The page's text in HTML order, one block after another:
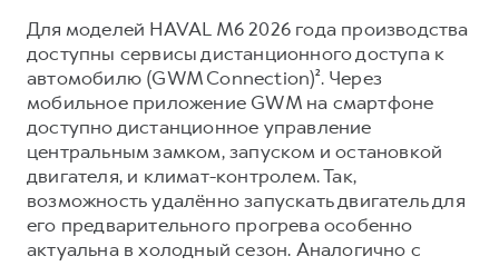
Для моделей HAVAL M6 2026 года производства
доступны сервисы дистанционного доступа к
автомобилю (GWM Connection)². Через
мобильное приложение GWM на смартфоне
доступно дистанционное управление
центральным замком, запуском и остановкой
двигателя, и климат-контролем. Так,
возможность удалённо запускать двигатель для
его предварительного прогрева особенно
актуальна в холодный сезон. Аналогично с